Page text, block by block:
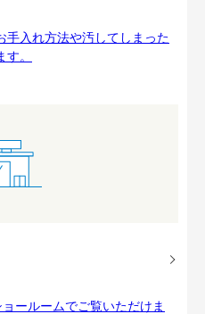
手入れ方法や汚してしまった
。
ールームでご覧いただけま